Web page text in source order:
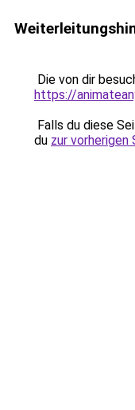
Die von dir
https://
Falls du diese
du zur vorherigen